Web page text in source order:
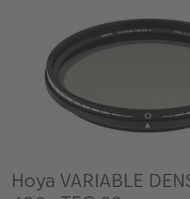
TISKÁRNY A SKENERY
FOTOBRAŠNY
PŘÍSLUŠENSTVÍ
FOTOALBA
Hoya VARIABLE